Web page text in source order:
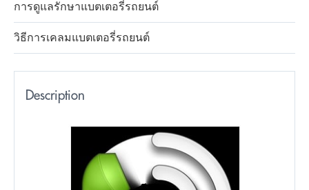
การดูแลรักษาแบตเตอรี่รถยนต์
วิธีการเคลมแบตเตอรี่รถยนต์
Description